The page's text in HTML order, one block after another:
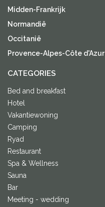
Midden-Frankrijk
Normandië
Occitanië
Provence-Alpes-Côte d'Azur
CATEGORIES
Bed and breakfast
Hotel
Vakantiewoning
Camping
Ryad
Restaurant
Spa & Wellness
Sauna
Bar
Meeting - wedding